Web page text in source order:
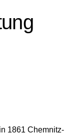
1861 Chemnitz-